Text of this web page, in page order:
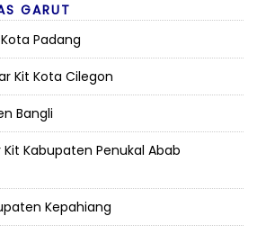
GARUT
Padang
Kit Kota Cilegon
Bangli
Kabupaten Penukal Abab
Kepahiang